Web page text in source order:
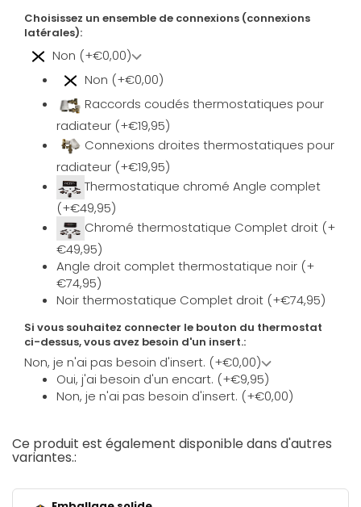
Choisissez un ensemble de connexions (connexions
latérales):
Non (+€0,00)
Non (+€0,00)
Raccords coudés thermostatiques pour
radiateur (+€19,95)
Connexions droites thermostatiques pour
radiateur (+€19,95)
Thermostatique chromé Angle complet
(+€49,95)
Chromé thermostatique Complet droit (+
€49,95)
Angle droit complet thermostatique noir (+
€74,95)
Noir thermostatique Complet droit (+€74,95)
Si vous souhaitez connecter le bouton du thermostat
ci-dessus, vous avez besoin d'un insert.:
Non, je n'ai pas besoin d'insert. (+€0,00)
Oui, j'ai besoin d'un encart. (+€9,95)
Non, je n'ai pas besoin d'insert. (+€0,00)
Ce produit est également disponible dans d'autres
variantes.: